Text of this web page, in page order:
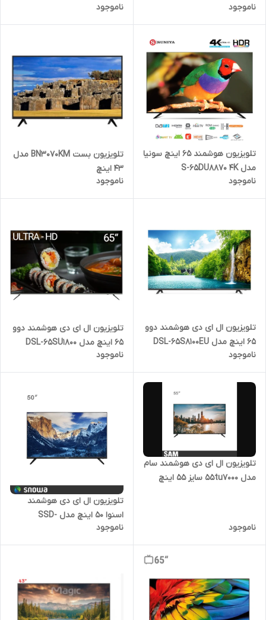
ناموجود
Ultra HD 4K
ناموجود
تلویزیون هوشمند 65 اینچ سونیا
مدل S-65DU8870 4K
ناموجود
تلویزیون بست BN3070KM مدل
43 اینچ
ناموجود
تلویزیون ال ای دی هوشمند دوو
65 اینچ مدل DSL-65S8100EU
ناموجود
تلویزیون ال ای دی هوشمند دوو
65 اینچ مدل DSL-65SU1800
ناموجود
تلویزیون ال ای دی هوشمند سام
مدل 55tu7000 سایز ۵۵ اینچ
ناموجود
تلویزیون ال ای دی هوشمند
اسنوا 50 اینچ مدل SSD-
50SK600UD
ناموجود